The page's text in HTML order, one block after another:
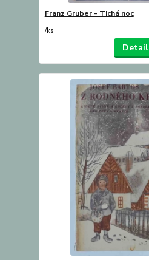
Franz Gruber - Tichá noc
/ks
Detail